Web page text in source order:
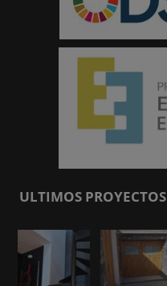
ULTIMOS PROYECTOS